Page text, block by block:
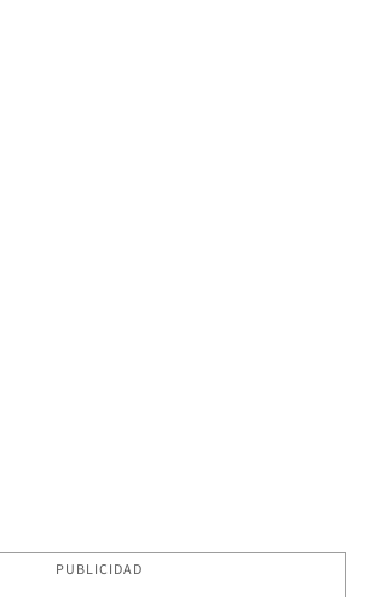
PUBLICIDAD